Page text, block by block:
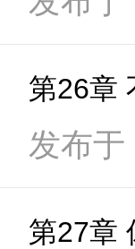
第26章
发布于
第27章